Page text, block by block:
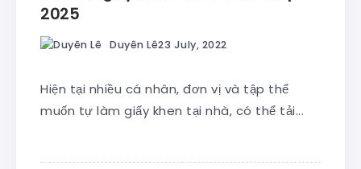
2025
Duyên Lê23 July, 2022
Hiện tại nhiều cá nhân, đơn vị và tập thể
muốn tự làm giấy khen tại nhà, có thể tải...